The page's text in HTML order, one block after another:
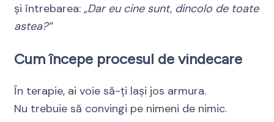
și întrebarea: „Dar eu cine sunt, dincolo de toate
astea?”
Cum începe procesul de vindecare
În terapie, ai voie să-ți lași jos armura.
Nu trebuie să convingi pe nimeni de nimic.